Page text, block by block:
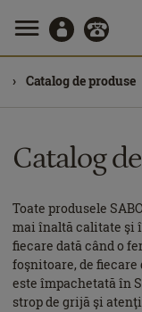
Catalog de produse
Catalog
Toate produsele
mai înaltă calitate şi
fiecare dată când o
foşnitoare, de
este împachetată în
strop de grijă şi